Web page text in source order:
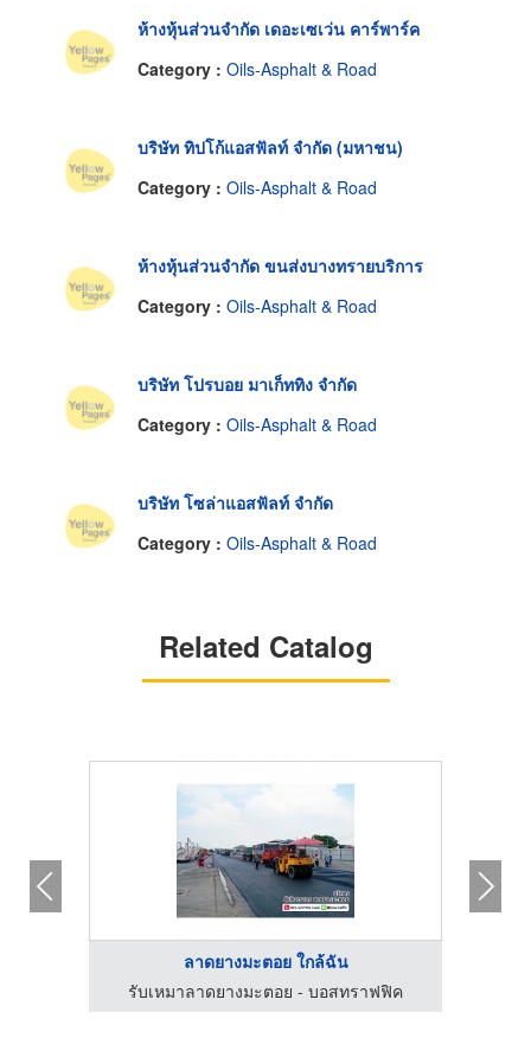
ห้างหุ้นส่วนจำกัด เดอะเซเว่น คาร์พาร์ค
Category : Oils-Asphalt & Road
บริษัท ทิปโก้แอสฟัลท์ จำกัด (มหาชน)
Category : Oils-Asphalt & Road
ห้างหุ้นส่วนจำกัด ขนส่งบางทรายบริการ
Category : Oils-Asphalt & Road
บริษัท โปรบอย มาเก็ททิง จำกัด
Category : Oils-Asphalt & Road
บริษัท โซล่าแอสฟัลท์ จำกัด
Category : Oils-Asphalt & Road
Related Catalog
ลาดยางมะตอย ใกล้ฉัน
รับเหมาลาดยางมะตอย - บอสทราฟฟิค